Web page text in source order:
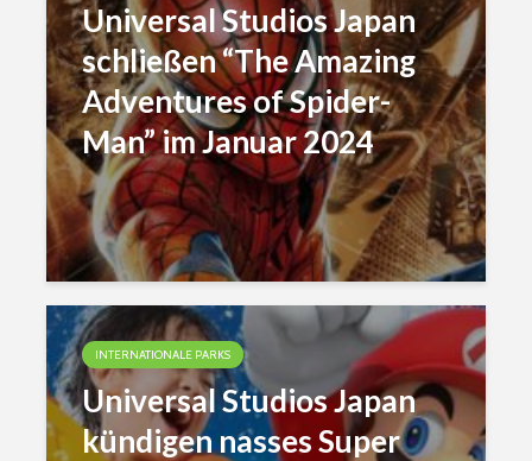
Universal Studios Japan
schließen “The Amazing
Adventures of Spider-
Man” im Januar 2024
INTERNATIONALE PARKS
Universal Studios Japan
kündigen nasses Super